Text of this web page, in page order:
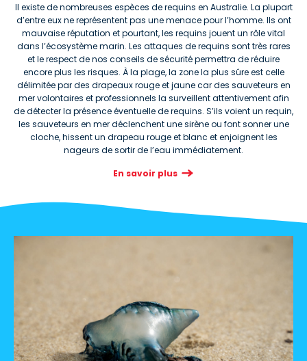
Il existe de nombreuses espèces de requins en Australie. La plupart
d’entre eux ne représentent pas une menace pour l’homme. Ils ont
mauvaise réputation et pourtant, les requins jouent un rôle vital
dans l’écosystème marin. Les attaques de requins sont très rares
et le respect de nos conseils de sécurité permettra de réduire
encore plus les risques. À la plage, la zone la plus sûre est celle
délimitée par des drapeaux rouge et jaune car des sauveteurs en
mer volontaires et professionnels la surveillent attentivement afin
de détecter la présence éventuelle de requins. S’ils voient un requin,
les sauveteurs en mer déclenchent une sirène ou font sonner une
cloche, hissent un drapeau rouge et blanc et enjoignent les
nageurs de sortir de l’eau immédiatement.
En savoir plus